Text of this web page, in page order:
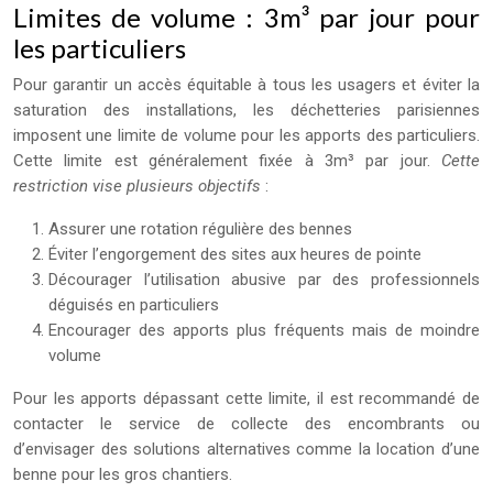
Limites de volume : 3m³ par jour pour
les particuliers
Pour garantir un accès équitable à tous les usagers et éviter la
saturation des installations, les déchetteries parisiennes
imposent une limite de volume pour les apports des particuliers.
Cette limite est généralement fixée à 3m³ par jour. Cette
restriction vise plusieurs objectifs :
Assurer une rotation régulière des bennes
Éviter l’engorgement des sites aux heures de pointe
Décourager l’utilisation abusive par des professionnels
déguisés en particuliers
Encourager des apports plus fréquents mais de moindre
volume
Pour les apports dépassant cette limite, il est recommandé de
contacter le service de collecte des encombrants ou
d’envisager des solutions alternatives comme la location d’une
benne pour les gros chantiers.